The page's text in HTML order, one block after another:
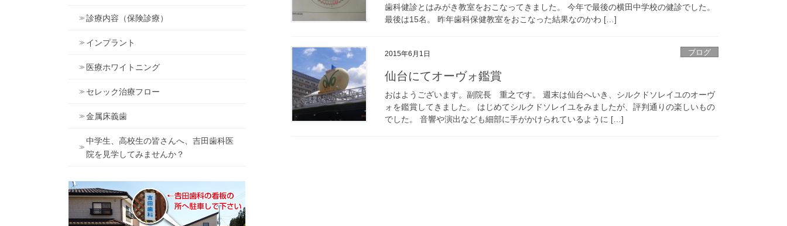
歯科健診とはみがき教室をおこなってきました。 今年で最後の横田中学校の健診でした。
最後は15名。 昨年歯科保健教室をおこなった結果なのかわ […]
2015年6月1日 ブログ
仙台にてオーヴォ鑑賞
おはようございます。副院長 重之です。 週末は仙台へいき、シルクドソレイユのオーヴ
ォを鑑賞してきました。 はじめてシルクドソレイユをみましたが、評判通りの楽しいもの
でした。 音響や演出なども細部に手がかけられているように […]
診療内容（保険診療）
インプラント
医療ホワイトニング
セレック治療フロー
金属床義歯
中学生、高校生の皆さんへ、吉田歯科医
院を見学してみませんか？